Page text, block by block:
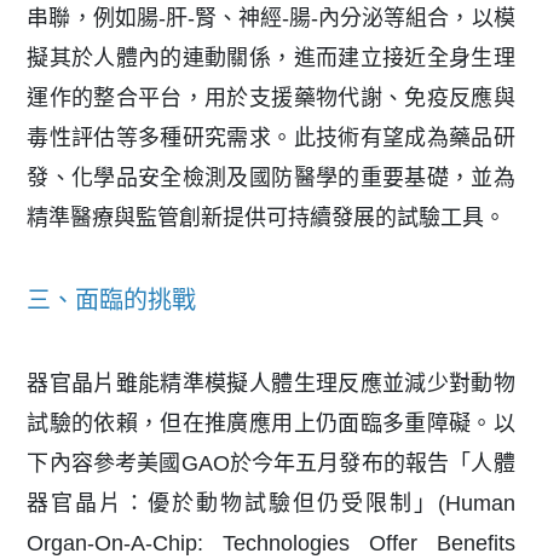
串聯，例如腸-肝-腎、神經-腸-內分泌等組合，以模
擬其於人體內的連動關係，進而建立接近全身生理
運作的整合平台，用於支援藥物代謝、免疫反應與
毒性評估等多種研究需求。此技術有望成為藥品研
發、化學品安全檢測及國防醫學的重要基礎，並為
精準醫療與監管創新提供可持續發展的試驗工具。
三、面臨的挑戰
器官晶片雖能精準模擬人體生理反應並減少對動物
試驗的依賴，但在推廣應用上仍面臨多重障礙。以
下內容參考美國GAO於今年五月發布的報告「人體
器官晶片：優於動物試驗但仍受限制」(Human
Organ-On-A-Chip: Technologies Offer Benefits